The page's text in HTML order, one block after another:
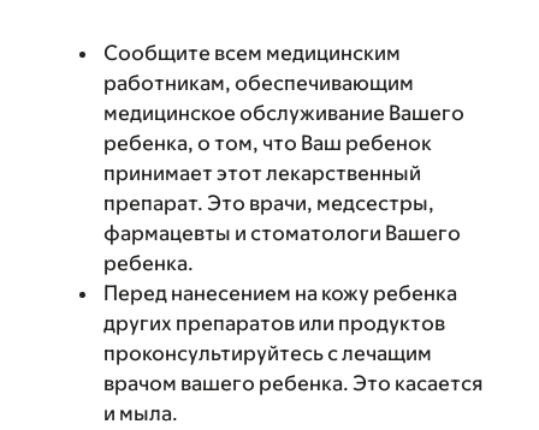
Сообщите всем медицинским
работникам, обеспечивающим
медицинское обслуживание Вашего
ребенка, о том, что Ваш ребенок
принимает этот лекарственный
препарат. Это врачи, медсестры,
фармацевты и стоматологи Вашего
ребенка.
Перед нанесением на кожу ребенка
других препаратов или продуктов
проконсультируйтесь с лечащим
врачом вашего ребенка. Это касается
и мыла.